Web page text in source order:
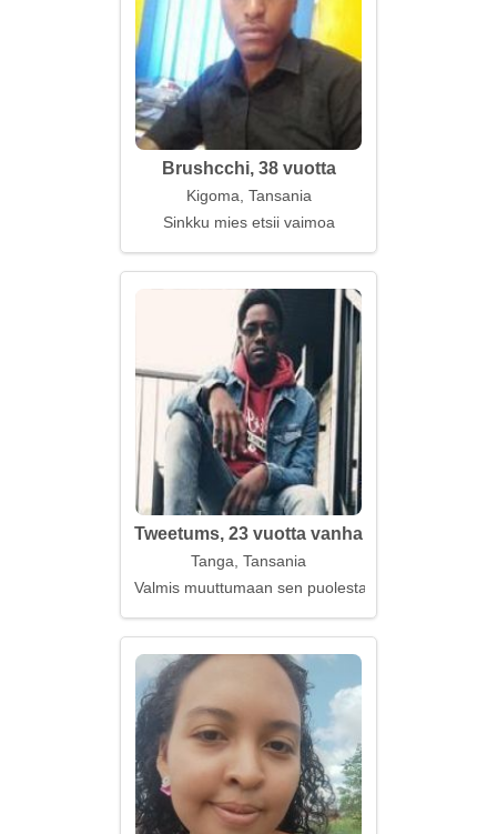
Brushcchi, 38 vuotta
Kigoma, Tansania
Sinkku mies etsii vaimoa
Tweetums, 23 vuotta vanha
Tanga, Tansania
Valmis muuttumaan sen puolesta, mikä on oikein